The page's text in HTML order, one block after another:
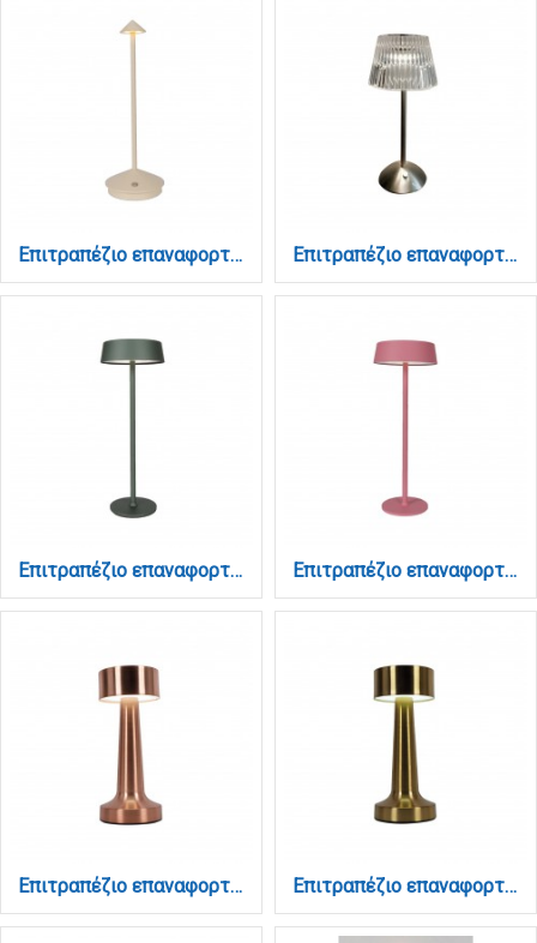
Επιτραπέζιο επαναφορτιζόμενο φωτιστικό 3CCT σε μπέζ απόχρωση (3031-Beige) Επιτραπέζιο επαναφορτιζόμενο φωτιστικό 3CCT σε νίκελ απόχρωση (3037-Nikel)
Επιτραπέζιο επαναφορτιζόμενο φωτιστικό 3CCT σε πετρόλ απόχρωση (3030-Petrol) Επιτραπέζιο επαναφορτιζόμενο φωτιστικό 3CCT σε ροζ απόχρωση (3030-Pink)
Επιτραπέζιο επαναφορτιζόμενο φωτιστικό 3CCT σε χάλκινη απόχρωση (3033-Copper) Επιτραπέζιο επαναφορτιζόμενο φωτιστικό 3CCT σε χρυσή απόχρωση (3033-Golden)